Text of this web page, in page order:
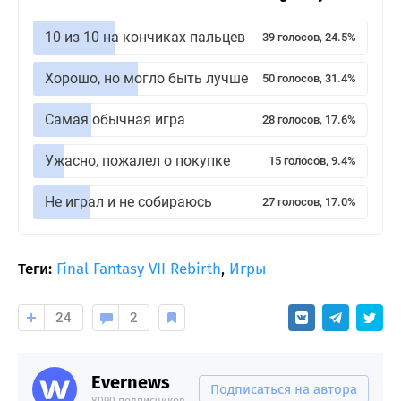
10 из 10 на кончиках пальцев 39 голосов, 24.5%
Хорошо, но могло быть лучше 50 голосов, 31.4%
Самая обычная игра 28 голосов, 17.6%
Ужасно, пожалел о покупке 15 голосов, 9.4%
Не играл и не собираюсь 27 голосов, 17.0%
Теги: Final Fantasy VII Rebirth, Игры
24 2
Evernews Подписаться на автора